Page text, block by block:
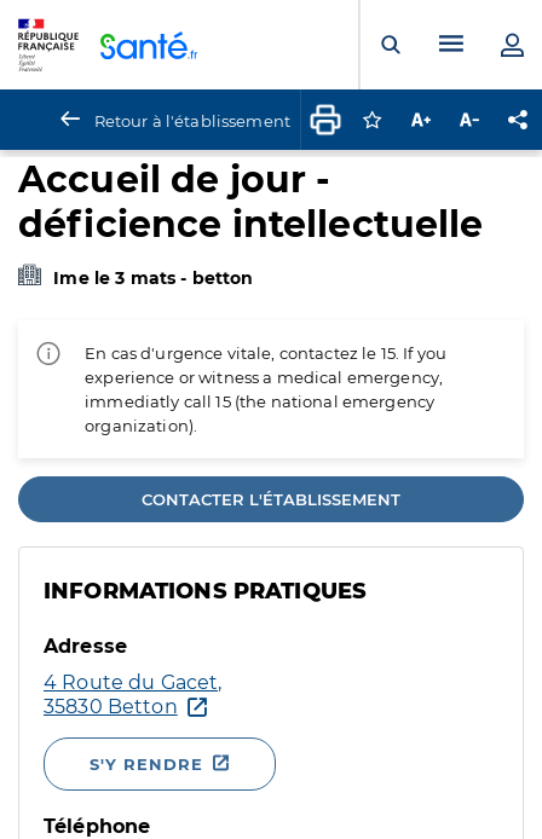
Ouvrir laMenu
Retour à l'établissement Connectez-vous
Augmenter la
Accueil de jour -
déficience intellectuelle
Ime le 3 mats - betton
En cas d'urgence vitale, contactez le 15. If you
experience or witness a medical emergency,
immediatly call 15 (the national emergency
organization).
CONTACTER L'ÉTABLISSEMENT
INFORMATIONS PRATIQUES
Adresse
4 Route du Gacet,
35830 Betton
S'Y RENDRE
Téléphone